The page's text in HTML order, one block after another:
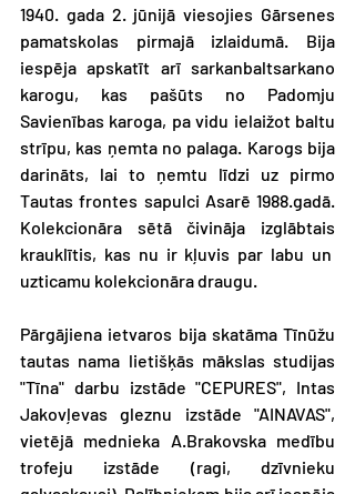
1940. gada 2. jūnijā viesojies Gārsenes
pamatskolas pirmajā izlaidumā. Bija
iespēja apskatīt arī sarkanbaltsarkano
karogu, kas pašūts no Padomju
Savienības karoga, pa vidu ielaižot baltu
strīpu, kas ņemta no palaga. Karogs bija
darināts, lai to ņemtu līdzi uz pirmo
Tautas frontes sapulci Asarē 1988.gadā.
Kolekcionāra sētā čivināja izglābtais
krauklītis, kas nu ir kļuvis par labu un
uzticamu kolekcionāra draugu.
Pārgājiena ietvaros bija skatāma Tīnūžu
tautas nama lietišķās mākslas studijas
"Tīna" darbu izstāde "CEPURES", Intas
Jakovļevas gleznu izstāde "AINAVAS",
vietējā mednieka A.Brakovska medību
trofeju izstāde (ragi, dzīvnieku